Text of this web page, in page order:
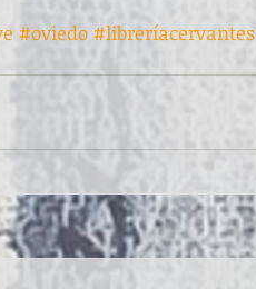
#oviedo #libreríacervantes